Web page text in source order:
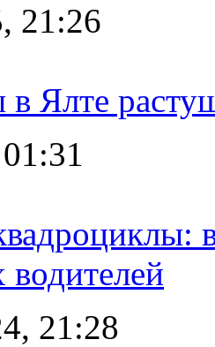
21:26
в Ялте
21:28